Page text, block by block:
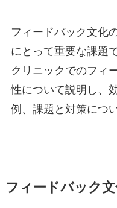
フィードバック文化
にとって重要な課題で
クリニックでのフィ
性について説明し、
例、課題と対策につ
フィードバック